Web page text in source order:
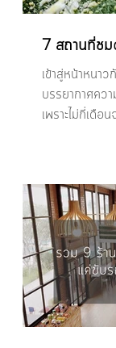
7 สถานที่ช
เข้าสู่หน้าหนา
บรรยากาศคว
เพราะไม่กี่เดื